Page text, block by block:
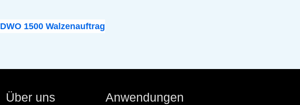
DWO 1500 Walzenauftrag
Über uns Anwendungen